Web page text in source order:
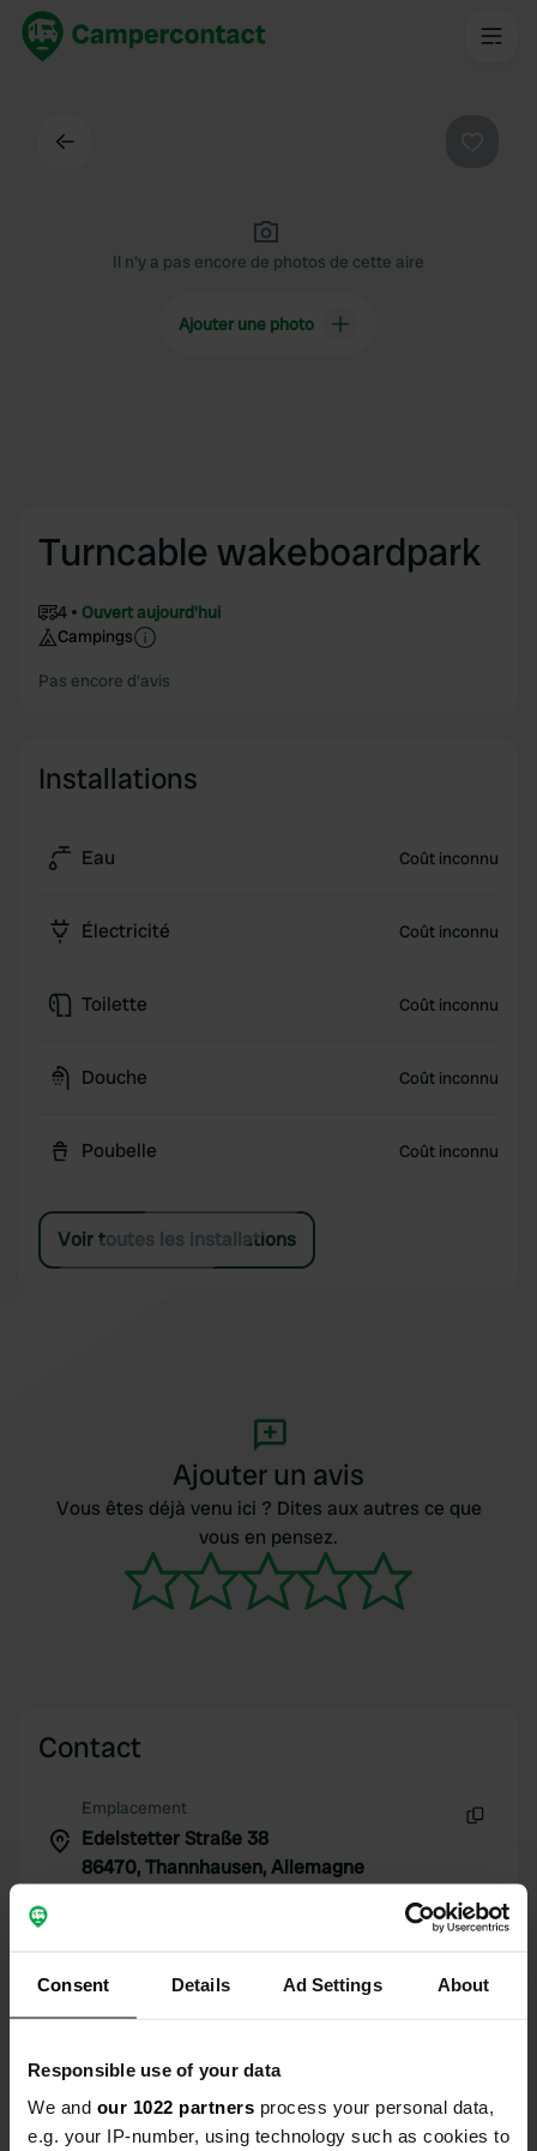
Consent Details Ad Settings About
Responsible use of your data
We and our 1022 partners process your personal data,
e.g. your IP-number, using technology such as cookies to
Il n'y a pas encore de photos de cette aire
Ajouter une photo
Turncable wakeboardpark
4
Ouvert aujourd'hui
Campings
Pas encore d'avis
Installations
Eau Coût inconnu
Électricité Coût inconnu
Toilette Coût inconnu
Douche Coût inconnu
Poubelle Coût inconnu
Voir toutes les installations
Ajouter un avis
Vous êtes déjà venu ici ? Dites aux autres ce que
vous en pensez.
Contact
Emplacement
Edelstetter Straße 38
86470, Thannhausen, Allemagne
48.29166081 10.44592535
110913
Passer à PRO+ PRO+